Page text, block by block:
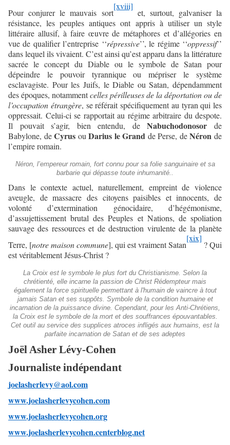
Pour conjurer le mauvais sort
[xviii]
et, surtout, galvaniser la
résistance, les peuples antiques ont appris à utiliser un style
littéraire allusif, à faire œuvre de métaphores et d’allégories en
vue de qualifier l’entreprise ‘‘répressive’’, le régime ‘‘oppressif’’
dans lequel ils vivaient. C’est ainsi qu’est apparu dans la littérature
sacrée le concept du Diable ou le symbole de Satan pour
dépeindre le pouvoir tyrannique ou mépriser le système
esclavagiste. Pour les Juifs, le Diable ou Satan, dépendamment
des époques, notammentcelles périlleuses de la déportation ou de
l’occupation étrangère, se référait spécifiquement au tyran qui les
oppressait. Celui-ci se rapportait au régime arbitraire du despote.
Il pouvait s’agir, bien entendu, deNabuchodonosor de
Babylone, deCyrus ouDarius le Grand de Perse, deNéron de
l’empire romain.
Néron, l’empereur romain, fort connu pour sa folie sanguinaire et sa
barbarie qui dépasse toute inhumanité..
Dans le contexte actuel, naturellement, empreint de violence
aveugle, de massacre des citoyens paisibles et innocents, de
volonté d’extermination génocidaire, d’hégémonisme,
d’assujettissement brutal des Peuples et Nations, de spoliation
sauvage des ressources et de destruction virulente de la planète
Terre, [notre maison commune], qui est vraiment Satan
[xix]
? Qui
est véritablement Jésus-Christ ?
La Croix est le symbole le plus fort du Christianisme. Selon la
chrétienté, elle incarne la passion de Christ Rédempteur mais
également la force spirituelle permettant à l'humain de vaincre à tout
jamais Satan et ses suppôts. Symbole de la condition humaine et
incarnation de la puissance divine. Cependant, pour les Anti-Chrétiens,
la Croix est le symbole de la mort et des souffrances épouvantables.
Cet outil au service des supplices atroces infligés aux humains, est la
parfaite incarnation de Satan et de ses adeptes
Joël Asher Lévy-Cohen
Journaliste indépendant
joelasherlevy@aol.com
www.joelasherlevycohen.com
www.joelasherlevycohen.org
www.joelasherlevycohen.centerblog.net